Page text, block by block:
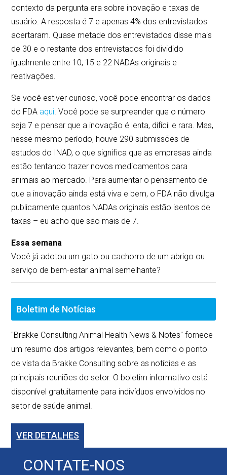
contexto da pergunta era sobre inovação e taxas de
usuário. A resposta é 7 e apenas 4% dos entrevistados
acertaram. Quase metade dos entrevistados disse mais
de 30 e o restante dos entrevistados foi dividido
igualmente entre 10, 15 e 22 NADAs originais e
reativações.
Se você estiver curioso, você pode encontrar os dados
do FDA aqui. Você pode se surpreender que o número
seja 7 e pensar que a inovação é lenta, difícil e rara. Mas,
nesse mesmo período, houve 290 submissões de
estudos do INAD, o que significa que as empresas ainda
estão tentando trazer novos medicamentos para
animais ao mercado. Para aumentar o pensamento de
que a inovação ainda está viva e bem, o FDA não divulga
publicamente quantos NADAs originais estão isentos de
taxas – eu acho que são mais de 7.
Essa semana
Você já adotou um gato ou cachorro de um abrigo ou
serviço de bem-estar animal semelhante?
Boletim de Notícias
"Brakke Consulting Animal Health News & Notes" fornece
um resumo dos artigos relevantes, bem como o ponto
de vista da Brakke Consulting sobre as notícias e as
principais reuniões do setor. O boletim informativo está
disponível gratuitamente para indivíduos envolvidos no
setor de saúde animal.
VER DETALHES
CONTATE-NOS